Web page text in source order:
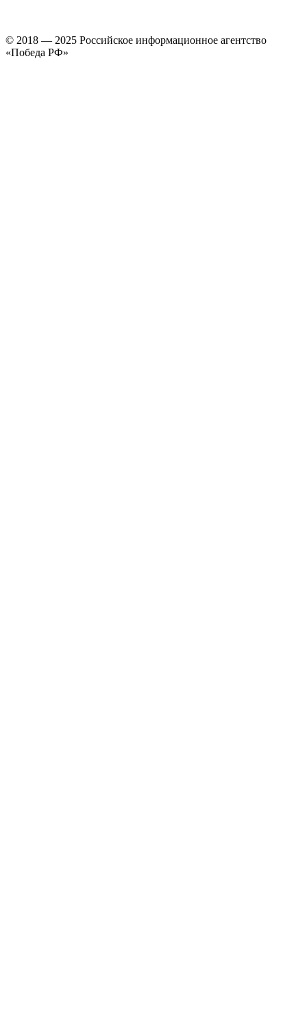
© 2018 — 2025 Российское информационное агентство
«Победа РФ»